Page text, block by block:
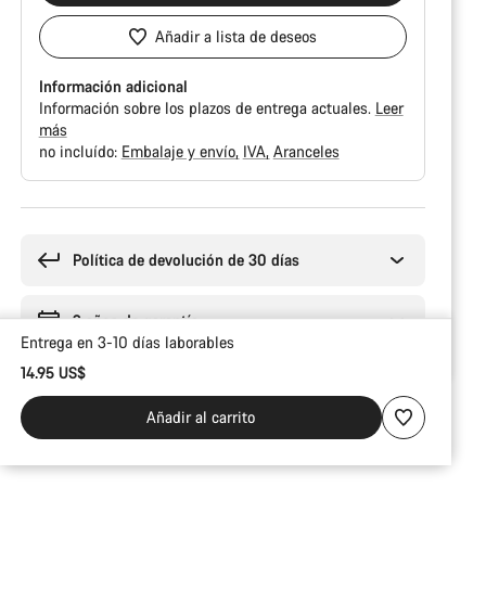
Añadir a lista de deseos
Información adicional
Información sobre los plazos de entrega actuales. Leer
más
no incluído: Embalaje y envío IVA Aranceles
compra
Política de devolución de 30 días
2 años de garantía
Entrega en 3-10 días laborables
14.95 US$
Añadir al carrito